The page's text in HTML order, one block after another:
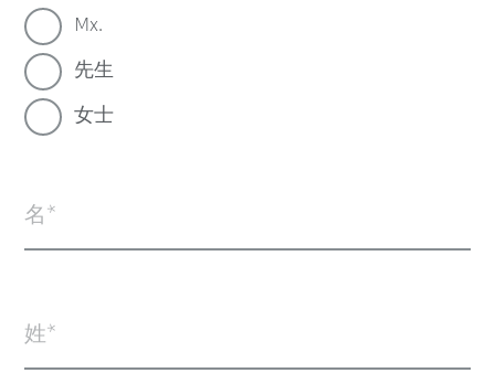
Mx.
先生
女士
名
姓